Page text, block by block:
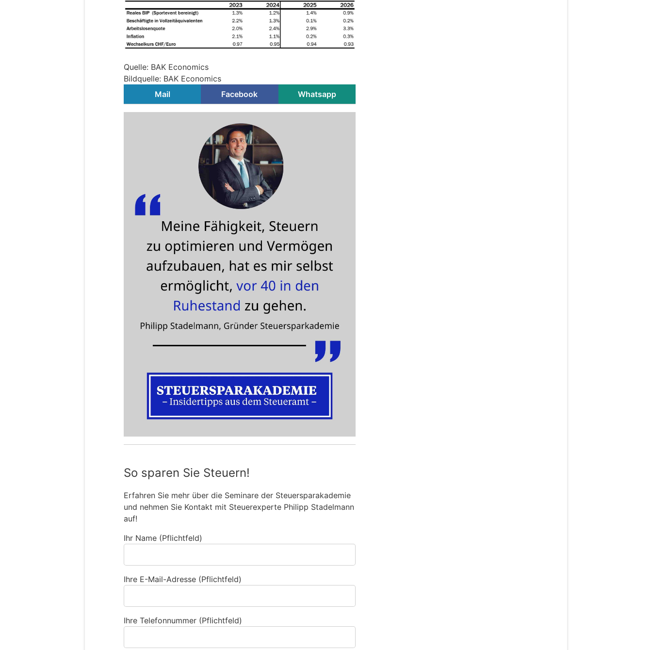
Quelle: BAK Economics
Bildquelle: BAK Economics
Mail
Facebook Whatsapp
So sparen Sie Steuern!
Erfahren Sie mehr über die Seminare der Steuersparakademie
und nehmen Sie Kontakt mit Steuerexperte Philipp Stadelmann
auf!
Ihr Name (Pflichtfeld)
Ihre E-Mail-Adresse (Pflichtfeld)
Ihre Telefonnummer (Pflichtfeld)